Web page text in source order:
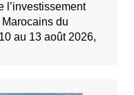
l’investissement
du
au 13 août 2026,